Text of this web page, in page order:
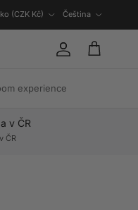
(CZK Kč)
Čeština
Košík
experience
v ČR
ČR